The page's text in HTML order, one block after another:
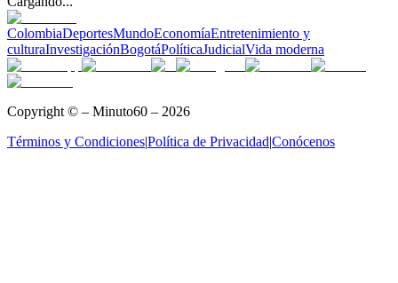
ColombiaDeportesMundoEconomíaEntretenimiento y
culturaInvestigaciónBogotáPolíticaJudicialVida moderna
Copyright © – Minuto60 – 2026
Términos y Condiciones|Política de Privacidad|Conócenos